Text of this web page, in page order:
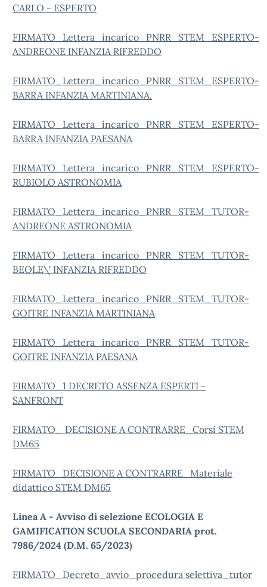
CARLO - ESPERTO
FIRMATO_Lettera_incarico_PNRR_STEM_ESPERTO-
ANDREONE INFANZIA RIFREDDO
FIRMATO_Lettera_incarico_PNRR_STEM_ESPERTO-
BARRA INFANZIA MARTINIANA.
FIRMATO_Lettera_incarico_PNRR_STEM_ESPERTO-
BARRA INFANZIA PAESANA
FIRMATO_Lettera_incarico_PNRR_STEM_ESPERTO-
RUBIOLO ASTRONOMIA
FIRMATO_Lettera_incarico_PNRR_STEM_TUTOR-
ANDREONE ASTRONOMIA
FIRMATO_Lettera_incarico_PNRR_STEM_TUTOR-
BEOLE\' INFANZIA RIFREDDO
FIRMATO_Lettera_incarico_PNRR_STEM_TUTOR-
GOITRE INFANZIA MARTINIANA
FIRMATO_Lettera_incarico_PNRR_STEM_TUTOR-
GOITRE INFANZIA PAESANA
FIRMATO_1 DECRETO ASSENZA ESPERTI -
SANFRONT
FIRMATO_ DECISIONE A CONTRARRE_Corsi STEM
DM65
FIRMATO_DECISIONE A CONTRARRE_Materiale
didattico STEM DM65
Linea A - Avviso di selezione ECOLOGIA E
GAMIFICATION SCUOLA SECONDARIA prot.
7986/2024 (D.M. 65/2023)
FIRMATO_Decreto_avvio_procedura selettiva_tutor